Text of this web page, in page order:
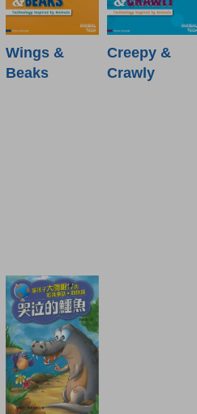
Wings &
Beaks
Creepy &
Crawly